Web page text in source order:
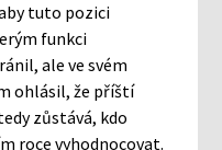
tuto pozici
funkci
ale ve svém
ohlásil, že příští
zůstává, kdo
roce vyhodnocovat.